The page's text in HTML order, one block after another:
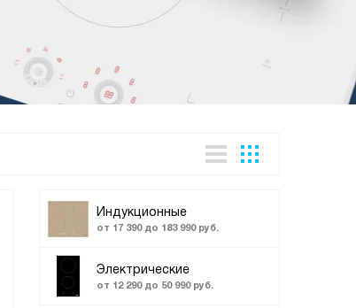
Индукционные
от 17 390 до 183 990 руб.
Электрические
от 12 290 до 50 990 руб.